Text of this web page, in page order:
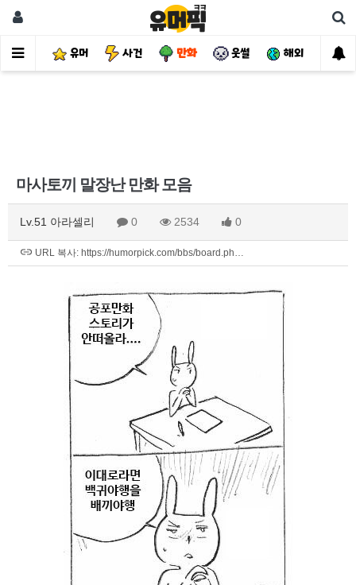
유머 사건 만화 웃썰 해외 핫
마사토끼 말장난 만화 모음
Lv.51 아라셀리 0 2534 0
URL 복사: https://humorpick.com/bbs/board.ph…